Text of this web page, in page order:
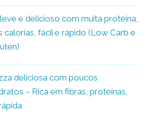
e delicioso com muita proteína,
calorias, fácil e rápido (Low Carb e
deliciosa com poucos
– Rica em fibras, proteínas,